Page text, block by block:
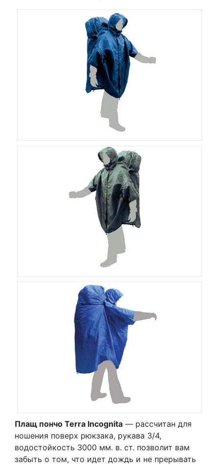
Плащ пончо Terra Incognita — рассчитан для
ношения поверх рюкзака, рукава 3/4,
водостойкость 3000 мм. в. ст. позволит вам
забыть о том, что идет дождь и не прерывать